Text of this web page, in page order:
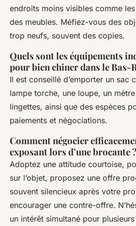
endroits moins visibles comme
des meubles. Méfiez-vous des
trop neufs, souvent des copies.
Quels sont les équipements
pour bien chiner dans le Bas-
Il est conseillé d’emporter un sac
lampe torche, une loupe, un
lingettes, ainsi que des espèces
paiements et négociations.
Comment négocier
exposant lors d’une brocante ?
Adoptez une attitude courtoise,
sur l’objet, proposez une offre
souvent silencieux après votre
encourager une contre-offre.
un intérêt simultané pour